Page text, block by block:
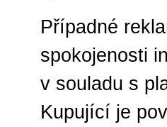
Případné
spokojenosti
v souladu s
Kupující je